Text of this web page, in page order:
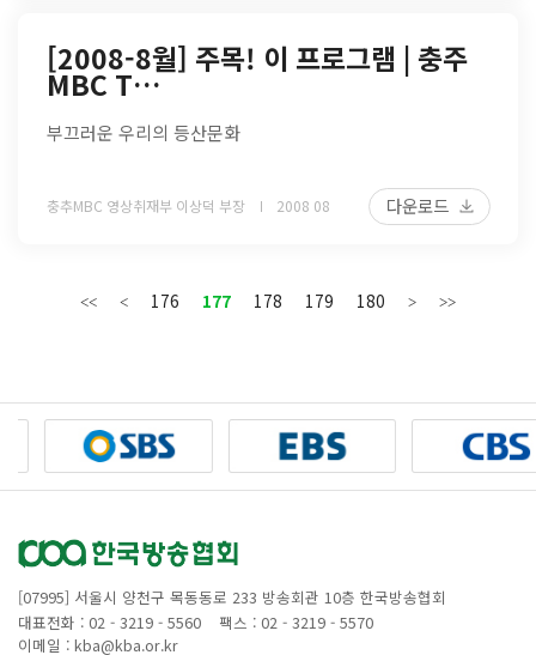
[2008-8월] 주목! 이 프로그램 | 충주
MBC T…
부끄러운 우리의 등산문화
충추MBC 영상취재부 이상덕 부장 2008 08 다운로드
176 177 178 179 180
[07995] 서울시 양천구 목동동로 233 방송회관 10층 한국방송협회
대표전화 : 02 - 3219 - 5560
팩스 : 02 - 3219 - 5570
이메일 : kba@kba.or.kr